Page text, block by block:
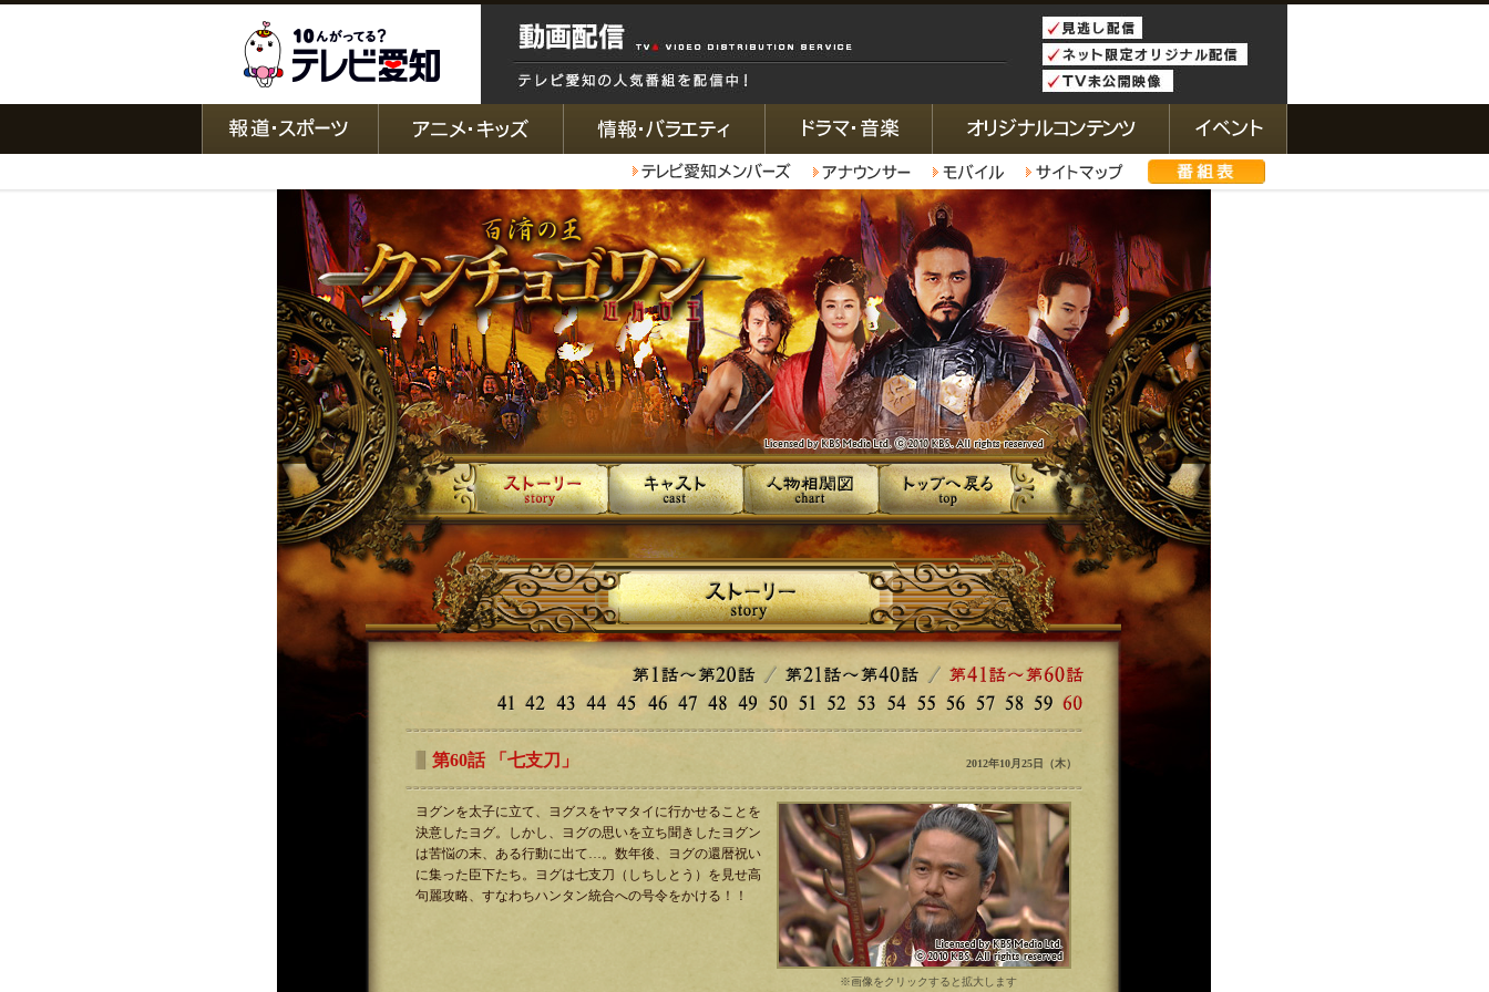
第60話 「七支刀」 2012年10月25日（木）
※画像をクリックすると拡大します
ヨグンを太子に立て、ヨグスをヤマタイに行かせることを
決意したヨグ。しかし、ヨグの思いを立ち聞きしたヨグン
は苦悩の末、ある行動に出て…。数年後、ヨグの還暦祝い
に集った臣下たち。ヨグは七支刀（しちしとう）を見せ高
句麗攻略、すなわちハンタン統合への号令をかける！！